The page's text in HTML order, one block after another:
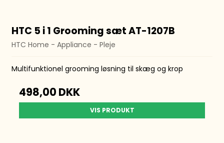
HTC 5 i 1 Grooming sæt AT-1207B
HTC Home - Appliance - Pleje
Multifunktionel grooming løsning til skæg og krop
498,00 DKK
VIS PRODUKT